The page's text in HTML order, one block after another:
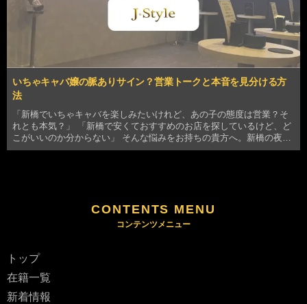
いちゃキャバ嬢の脈ありサイン？営業トークと本音を見分ける方
法
「新橋でいちゃキャバを楽しみたいけれど、あの子の態度は営業？そ
れとも本気？」 「新橋で安くておすすめのお店を探しているけど、ど
こがいいのか分からない」 そんな悩みをお持ちの貴方へ。新橋の夜を
熱く盛り上げるいちゃキャバ「J Style」のスタッフが、プロの視点か
CONTENTS MENU
トップ
在籍一覧
新着情報